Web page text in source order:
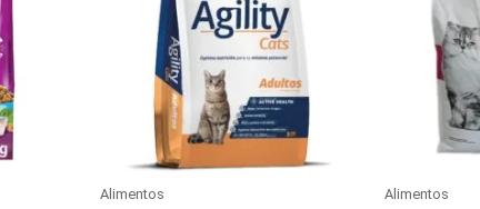
Alimentos Alimentos